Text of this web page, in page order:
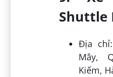
Shuttle
Địa
Mây,
Kiếm,